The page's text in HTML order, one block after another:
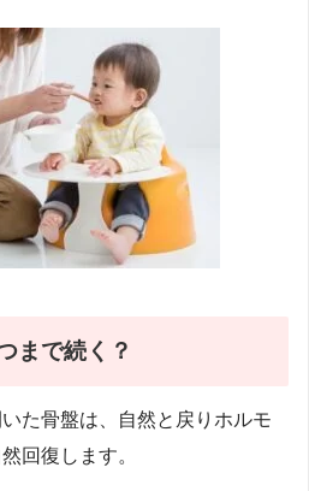
まで続く？
た骨盤は、自然と戻りホルモ
回復します。